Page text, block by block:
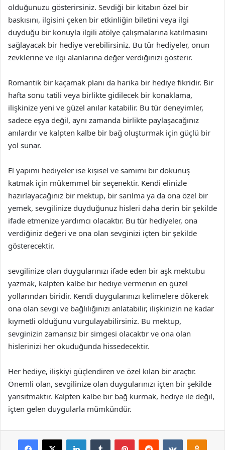
olduğunuzu gösterirsiniz. Sevdiği bir kitabın özel bir
baskısını, ilgisini çeken bir etkinliğin biletini veya ilgi
duyduğu bir konuyla ilgili atölye çalışmalarına katılmasını
sağlayacak bir hediye verebilirsiniz. Bu tür hediyeler, onun
zevklerine ve ilgi alanlarına değer verdiğinizi gösterir.
Romantik bir kaçamak planı da harika bir hediye fikridir. Bir
hafta sonu tatili veya birlikte gidilecek bir konaklama,
ilişkinize yeni ve güzel anılar katabilir. Bu tür deneyimler,
sadece eşya değil, aynı zamanda birlikte paylaşacağınız
anılardır ve kalpten kalbe bir bağ oluşturmak için güçlü bir
yol sunar.
El yapımı hediyeler ise kişisel ve samimi bir dokunuş
katmak için mükemmel bir seçenektir. Kendi elinizle
hazırlayacağınız bir mektup, bir sarılma ya da ona özel bir
yemek, sevgilinize duyduğunuz hisleri daha derin bir şekilde
ifade etmenize yardımcı olacaktır. Bu tür hediyeler, ona
verdiğiniz değeri ve ona olan sevginizi içten bir şekilde
gösterecektir.
sevgilinize olan duygularınızı ifade eden bir aşk mektubu
yazmak, kalpten kalbe bir hediye vermenin en güzel
yollarından biridir. Kendi duygularınızı kelimelere dökerek
ona olan sevgi ve bağlılığınızı anlatabilir, ilişkinizin ne kadar
kıymetli olduğunu vurgulayabilirsiniz. Bu mektup,
sevginizin zamansız bir simgesi olacaktır ve ona olan
hislerinizi her okuduğunda hissedecektir.
Her hediye, ilişkiyi güçlendiren ve özel kılan bir araçtır.
Önemli olan, sevgilinize olan duygularınızı içten bir şekilde
yansıtmaktır. Kalpten kalbe bir bağ kurmak, hediye ile değil,
içten gelen duygularla mümkündür.
Facebook
X LinkedInTumblr PinterestReddit VKontakte